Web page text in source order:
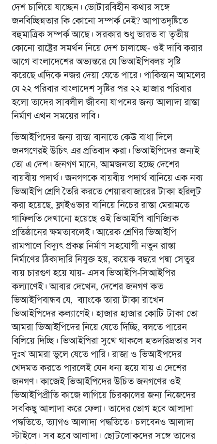
দেশ চালিয়ে যাচ্ছেন। ভোটারবিহীন কথার সঙ্গে
জনবিচ্ছিন্নতার কি কোনাে সম্পর্ক নেই? আপাতদৃষ্টিতে
বহুমাত্রিক সম্পর্ক আছে। সরকার শুধু ভারত বা তৃতীয়
কোনাে রাষ্ট্রের সমর্থন নিয়ে দেশ চালাচ্ছে- ওই দাবি করার
আগে বাংলাদেশের অভ্যন্তরে যে ভিআইপিবলয় সৃষ্টি
করেছে এদিকে নজর দেয়া যেতে পারে। পাকিস্তান আমলের
যে ২২ পরিবার বাংলাদেশ সৃষ্টির পর ২২ হাজার পরিবার
হলাে তাদের সাবলীল জীবনা যাপনের জন্য আলাদা রাস্তা
নির্মাণ এখন সময়ের দাবি।
ভিআইপিদের জন্য রাস্তা বানাতে কেউ বাধা দিলে
জনগণেরই উচিৎ এর প্রতিবাদ করা। ভিআইপিদের জন্যই
তো এ দেশ। জনগণ মানে, আমজনতা হচ্ছে দেশের
বায়বীয় পদার্থ। জনগণকে বায়বীয় পদার্থ বানিয়ে এক নব্য
ভিআইপি শ্রেণি তৈরি করতে শেয়ারবাজারের টাকা হরিলুট
করা হয়েছে, ফ্লাইওভার বানিয়ে নিচের রাস্তা মেরামতে
গাফিলতি দেখানো হয়েছে ওই ভিআইপি বাণিজ্যিক
প্রতিষ্ঠানের ক্ষমতাবলেই। আরেক শ্রেণির ভিআইপি
রামপালে বিদ্যুৎ প্রকল্প নির্মাণ সহযোগী নতুন রাস্তা
নির্মাণের ঠিকাদারি নিযুক্ত হয়, কয়েক বছরে পদ্মা সেতুর
ব্যয় চারগুণ হয়ে যায়- এসব ভিআইপি-সিআইপির
কল্যাণেই। আবার দেখেন, দেশের জনগণ কত
ভিআইপিবান্ধব যে, ব্যাংকে তারা টাকা রাখেন
ভিআইপিদের কল্যাণেই। হাজার হাজার কোটি টাকা তো
আমরা ভিআইপিদের নিয়ে যেতে দিচ্ছি, বলতে পারেন
বিলিয়ে দিচ্ছি। ভিআইপিরা সুখে থাকলে হতদরিদ্রতার সব
দুঃখ আমরা ভুলে যেতে পারি। রাজা ও ভিআইপদের
খেদমত করতে পারলেই যেন ধন্য হয়ে যায় এ দেশের
জনগণ। কাজেই ভিআইপিদের উচিত জনগণের ওই
ভিআইপিপ্রীতি কাজে লাগিয়ে চিরকালের জন্য নিজেদের
সবকিছু আলাদা করে ফেলা। তাদের ভোগ হবে আলাদা
পদ্ধতিতে, ত্যাগও আলাদা পদ্ধতিতে। চলবেনও আলাদা
স্টাইলে। সব হবে আলাদা। ছোটলোকদের সঙ্গে তাদের